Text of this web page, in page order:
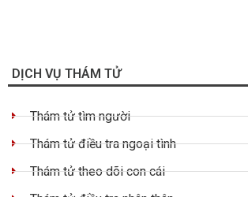
DỊCH VỤ THÁM TỬ
Thám tử tìm người
Thám tử điều tra ngoại tình
Thám tử theo dõi con cái